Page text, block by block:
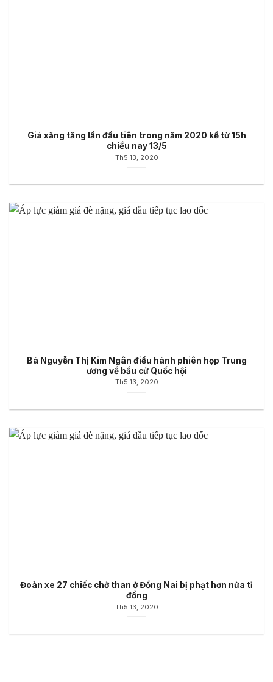
Giá xăng tăng lần đầu tiên trong năm 2020 kể từ 15h
chiều nay 13/5
Th5 13, 2020
Bà Nguyễn Thị Kim Ngân điều hành phiên họp Trung
ương về bầu cử Quốc hội
Th5 13, 2020
Đoàn xe 27 chiếc chở than ở Đồng Nai bị phạt hơn nửa tỉ
đồng
Th5 13, 2020